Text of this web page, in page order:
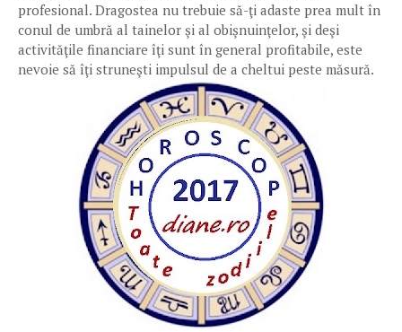
profesional. Dragostea nu trebuie să-ţi adaste prea mult în
conul de umbră al tainelor şi al obişnuinţelor, şi deşi
activităţile financiare îţi sunt în general profitabile, este
nevoie să îţi struneşti impulsul de a cheltui peste măsură.